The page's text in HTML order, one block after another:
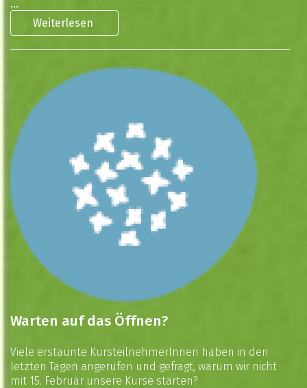
...
Weiterlesen
Warten auf das Öffnen?
Viele erstaunte KursteilnehmerInnen haben in den
letzten Tagen angerufen und gefragt, warum wir nicht
mit 15. Februar unsere Kurse starten?